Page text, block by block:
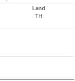
Land
TH